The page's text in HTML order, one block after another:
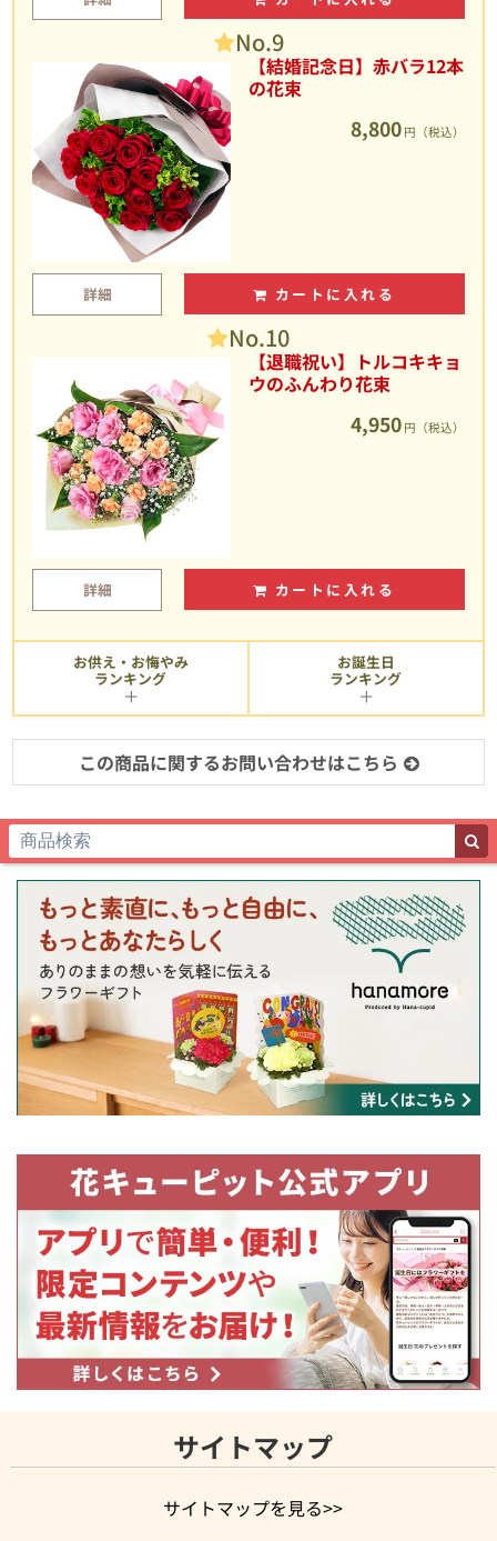
No.9
【結婚記念日】赤バラ12本
の花束
8,800 円（税込）
詳細 カートに入れる
No.10
【退職祝い】トルコキキョ
ウのふんわり花束
4,950 円（税込）
詳細 カートに入れる
お供え・お悔やみ
ランキング
お誕生日
ランキング
この商品に関するお問い合わせはこちら
サイトマップ
サイトマップを見る>>